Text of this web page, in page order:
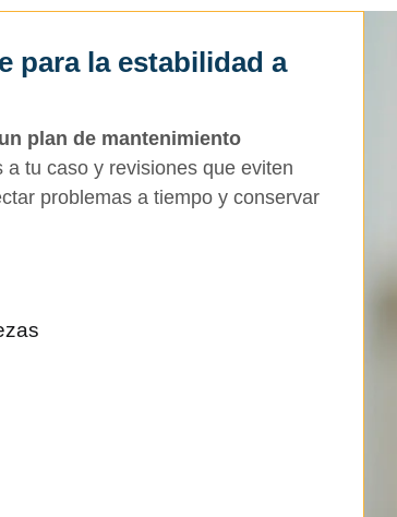
para la estabilidad a
plan de mantenimiento
tu caso y revisiones que eviten
problemas a tiempo y conservar